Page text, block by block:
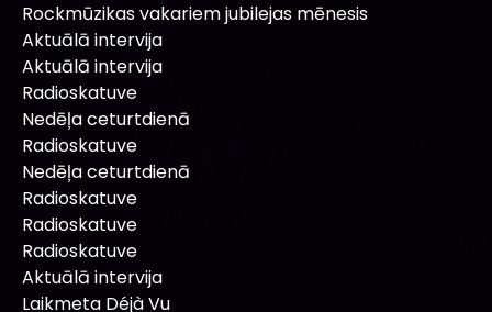
Rockmūzikas vakariem jubilejas mēnesis
Aktuālā intervija
Aktuālā intervija
Radioskatuve
Nedēļa ceturtdienā
Radioskatuve
Nedēļa ceturtdienā
Radioskatuve
Radioskatuve
Radioskatuve
Aktuālā intervija
Laikmeta Déjà Vu